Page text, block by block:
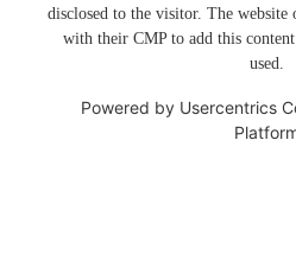
disclosed to the visitor. The website
with their CMP to add this
used.
Powered by Usercentrics